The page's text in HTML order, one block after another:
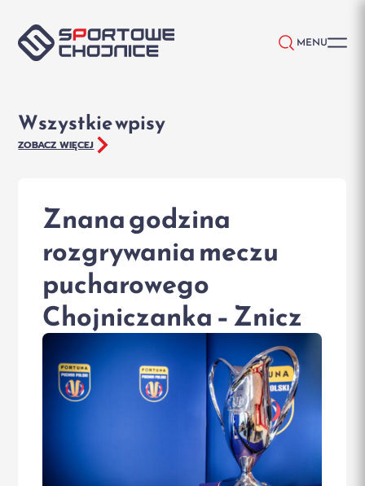
MENU
Wszystkie wpisy
ZOBACZ WIĘCEJ
Znana godzina
rozgrywania meczu
pucharowego
Chojniczanka – Znicz